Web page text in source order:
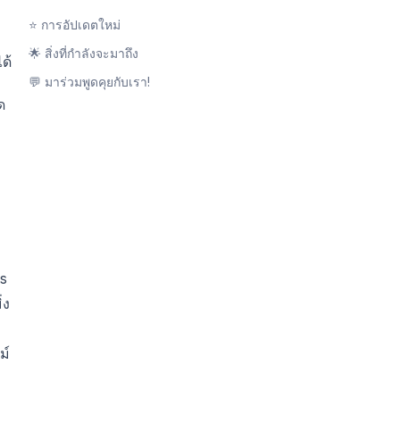
ด้
⭐ การอัปเดตใหม่
🌟 สิ่งที่กำลังจะมาถึง
💬 มาร่วมพูดคุยกับเรา!